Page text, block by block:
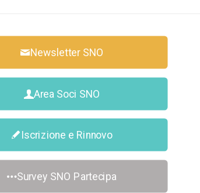
Newsletter SNO
Area Soci SNO
Iscrizione e Rinnovo
Survey SNO Partecipa